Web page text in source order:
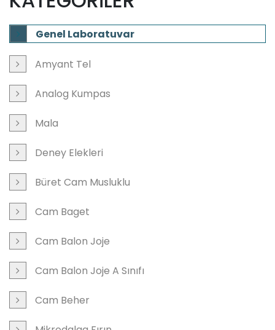
Genel Laboratuvar
Amyant Tel
Analog Kumpas
Mala
Deney Elekleri
Büret Cam Musluklu
Cam Baget
Cam Balon Joje
Cam Balon Joje A Sınıfı
Cam Beher